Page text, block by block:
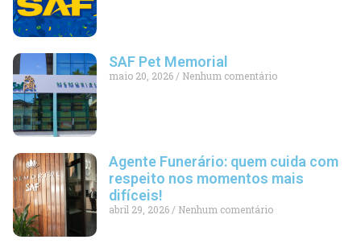
SAF Pet Memorial
maio 20, 2026 Nenhum comentário
Agente Funerário: quem cuida com
respeito nos momentos mais
difíceis!
abril 29, 2026 Nenhum comentário